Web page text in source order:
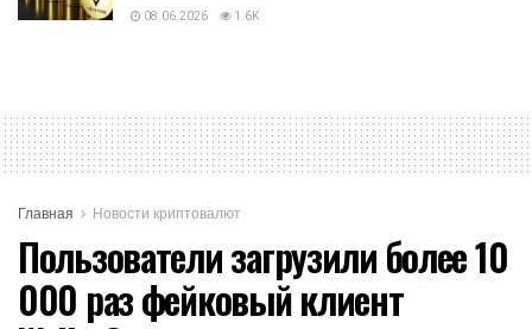
08.06.2026 1.6K
Главная Новости криптовалют
Пользователи загрузили более 10
000 раз фейковый клиент